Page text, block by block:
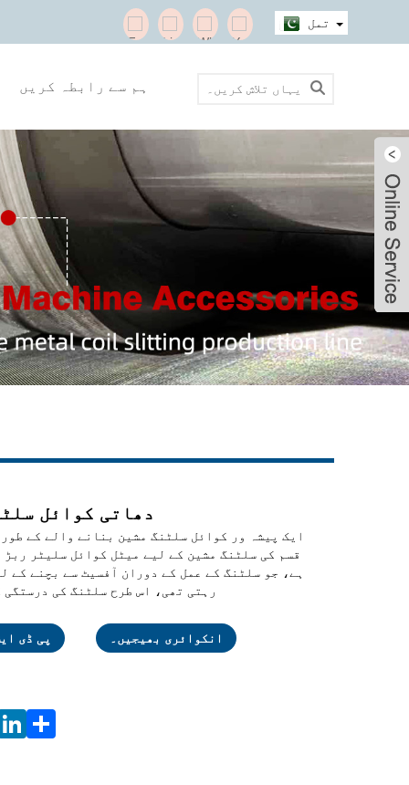
تمل
ہم سے رابطہ کریں
دھاتی کوائل
ایک پیشہ ور کوائل سلٹنگ مشین بنانے والے کے
قسم کی سلٹنگ مشین کے لیے میٹل کوائل سلیٹر ربڑ
ہے، جو سلٹنگ کے عمل کے دوران آفسیٹ سے بچنے کے
رہتی تھی، اس طرح سلٹنگ کی درستگی
انکوائری بھیجیں۔ پی ڈی